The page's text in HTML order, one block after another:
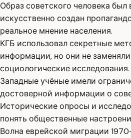
Образ советского человека был
искусственно создан
реальное мнение населения.
КГБ использовал секретные
информации, но они не
социологические исследования.
Западные учёные имели
достоверной информации о
Исторические опросы и
понять общественные
Волна еврейской миграции